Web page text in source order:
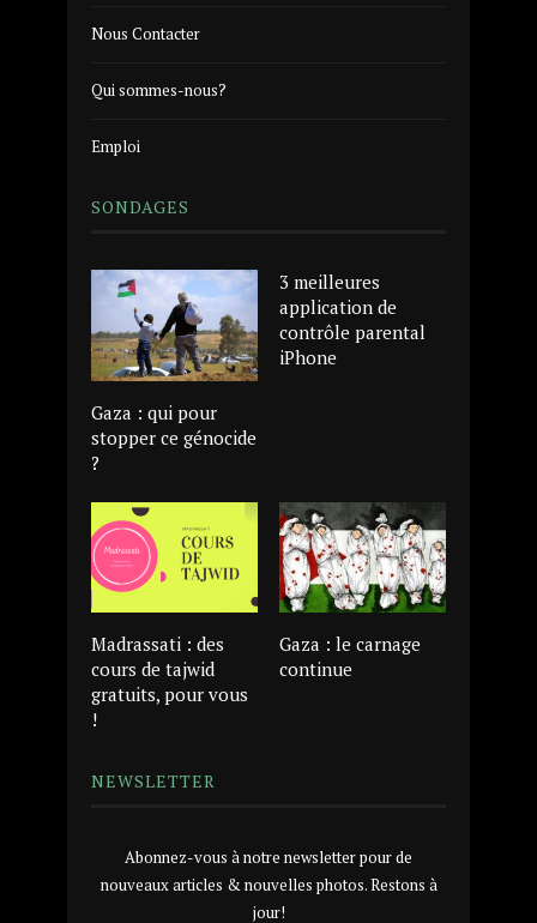
Nous Contacter
Qui sommes-nous?
Emploi
SONDAGES
Gaza : qui pour
stopper ce génocide
?
3 meilleures
application de
contrôle parental
iPhone
Madrassati : des
cours de tajwid
gratuits, pour vous
!
Gaza : le carnage
continue
NEWSLETTER
Abonnez-vous à notre newsletter pour de
nouveaux articles & nouvelles photos. Restons à
jour!